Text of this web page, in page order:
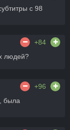
с 98
+84
людей?
+96
была